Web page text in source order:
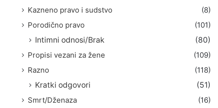
Kazneno pravo i sudstvo
(8)
Porodično pravo
(101)
Intimni odnosi/Brak
(80)
Propisi vezani za žene
(109)
Razno
(118)
Kratki odgovori
(51)
Smrt/Dženaza
(16)